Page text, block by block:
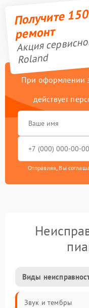
Получите
ремонт
Акция
Roland
При оформлении
действует
Отправляя, Вы
Виды
Звук и тембры